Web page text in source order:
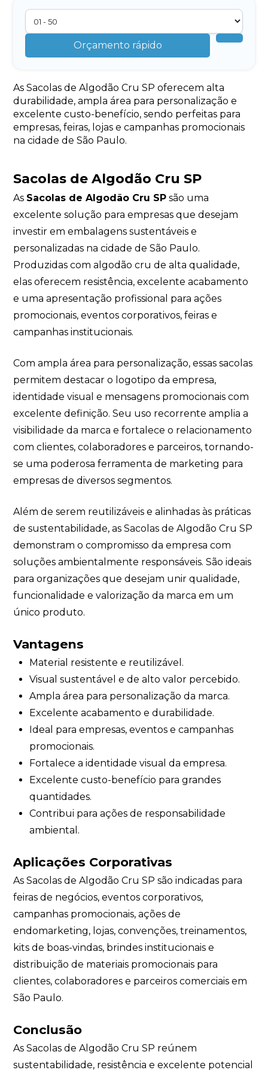
Orçamento rápido
As Sacolas de Algodão Cru SP oferecem alta
durabilidade, ampla área para personalização e
excelente custo-benefício, sendo perfeitas para
empresas, feiras, lojas e campanhas promocionais
na cidade de São Paulo.
Sacolas de Algodão Cru SP
As Sacolas de Algodão Cru SP são uma
excelente solução para empresas que desejam
investir em embalagens sustentáveis e
personalizadas na cidade de São Paulo.
Produzidas com algodão cru de alta qualidade,
elas oferecem resistência, excelente acabamento
e uma apresentação profissional para ações
promocionais, eventos corporativos, feiras e
campanhas institucionais.
Com ampla área para personalização, essas sacolas
permitem destacar o logotipo da empresa,
identidade visual e mensagens promocionais com
excelente definição. Seu uso recorrente amplia a
visibilidade da marca e fortalece o relacionamento
com clientes, colaboradores e parceiros, tornando-
se uma poderosa ferramenta de marketing para
empresas de diversos segmentos.
Além de serem reutilizáveis e alinhadas às práticas
de sustentabilidade, as Sacolas de Algodão Cru SP
demonstram o compromisso da empresa com
soluções ambientalmente responsáveis. São ideais
para organizações que desejam unir qualidade,
funcionalidade e valorização da marca em um
único produto.
Vantagens
Material resistente e reutilizável.
Visual sustentável e de alto valor percebido.
Ampla área para personalização da marca.
Excelente acabamento e durabilidade.
Ideal para empresas, eventos e campanhas
promocionais.
Fortalece a identidade visual da empresa.
Excelente custo-benefício para grandes
quantidades.
Contribui para ações de responsabilidade
ambiental.
Aplicações Corporativas
As Sacolas de Algodão Cru SP são indicadas para
feiras de negócios, eventos corporativos,
campanhas promocionais, ações de
endomarketing, lojas, convenções, treinamentos,
kits de boas-vindas, brindes institucionais e
distribuição de materiais promocionais para
clientes, colaboradores e parceiros comerciais em
São Paulo.
Conclusão
As Sacolas de Algodão Cru SP reúnem
sustentabilidade, resistência e excelente potencial